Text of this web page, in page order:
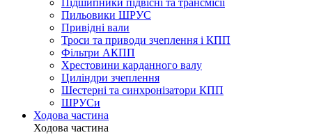
Підшипники підвісні та трансмісії
Пильовики ШРУС
Привідні вали
Троси та приводи зчеплення і КПП
Фільтри АКПП
Хрестовини карданного валу
Циліндри зчеплення
Шестерні та синхронізатори КПП
ШРУСи
Ходова частина
Ходова частина